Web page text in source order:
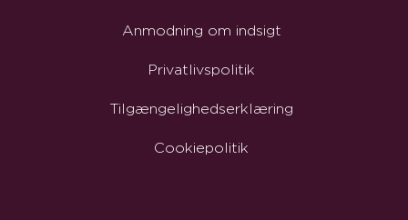
Anmodning om indsigt
Privatlivspolitik
Tilgængelighedserklæring
Cookiepolitik